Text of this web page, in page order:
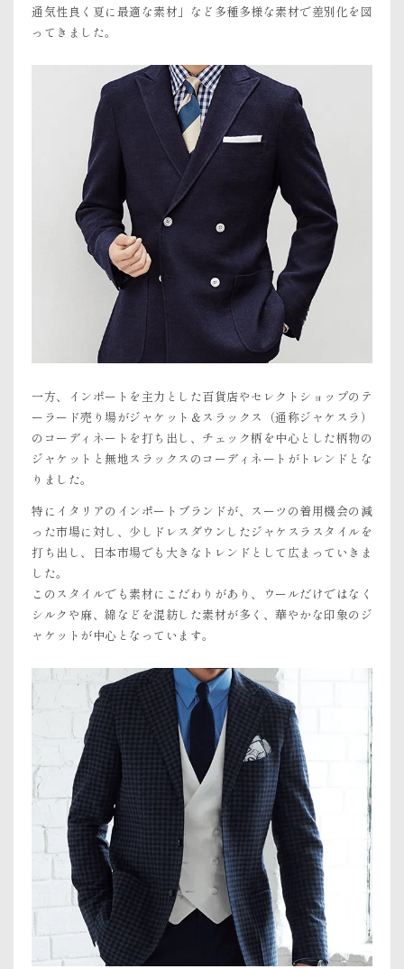
通気性良く夏に最適な素材」など多種多様な素材で差別化を図
ってきました。
一方、インポートを主力とした百貨店やセレクトショップのテ
ーラード売り場がジャケット＆スラックス（通称ジャケスラ）
のコーディネートを打ち出し、チェック柄を中心とした柄物の
ジャケットと無地スラックスのコーディネートがトレンドとな
りました。
特にイタリアのインポートブランドが、スーツの着用機会の減
った市場に対し、少しドレスダウンしたジャケスラスタイルを
打ち出し、日本市場でも大きなトレンドとして広まっていきま
した。
このスタイルでも素材にこだわりがあり、ウールだけではなく
シルクや麻、綿などを混紡した素材が多く、華やかな印象のジ
ャケットが中心となっています。